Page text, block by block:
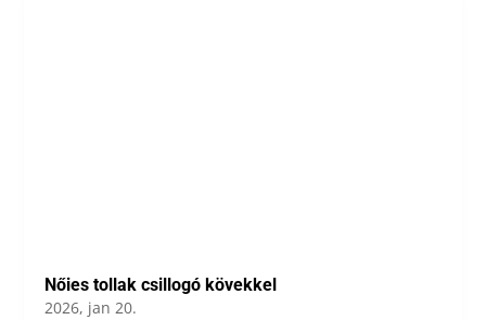
Nőies tollak csillogó kövekkel
2026, jan 20.